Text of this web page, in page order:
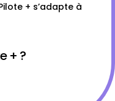
+ s’adapte à
+ ?